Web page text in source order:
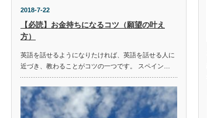
2018-7-22
【必読】お金持ちになるコツ（願望の叶え
方）
英語を話せるようになりたければ、英語を話せる人に
近づき、教わることがコツの一つです。 スペイン…